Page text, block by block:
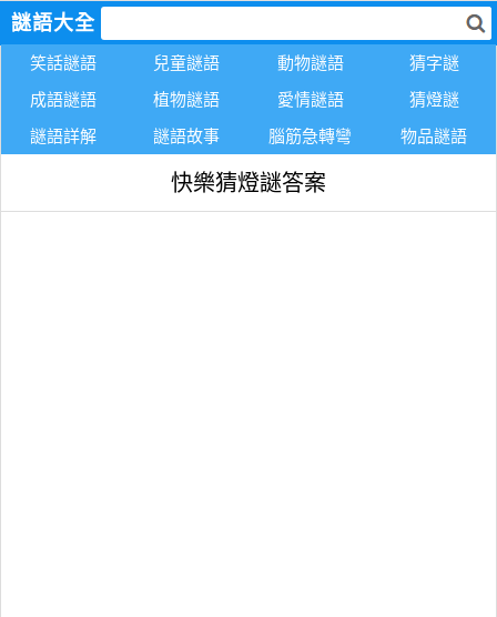
謎語大全
笑話謎語 兒童謎語 動物謎語
猜字謎
成語謎語
植物謎語 愛情謎語
猜燈謎
謎語詳解
謎語故事 腦筋急轉彎 物品謎語
快樂猜燈謎答案